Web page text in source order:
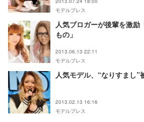
モデルプレス
人気ブロガーが後輩を激励
もの」
2013.06.13 22:11
モデルプレス
人気モデル、“なりすまし”
2013.02.13 16:16
モデルプレス